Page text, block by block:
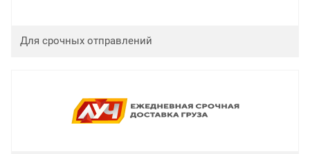
Для срочных отправлений